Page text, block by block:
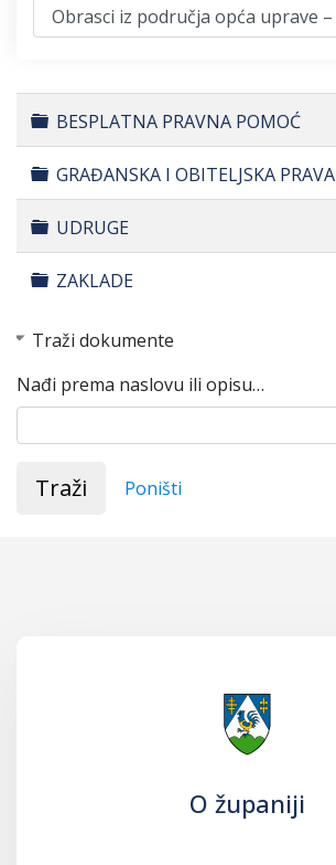
Folder
BESPLATNA PRAVNA POMOĆ
Folder
GRAĐANSKA I OBITELJSKA PRAVA
Folder
UDRUGE
Folder
ZAKLADE
Traži dokumente
Nađi prema naslovu ili opisu…
Traži Poništi
O županiji